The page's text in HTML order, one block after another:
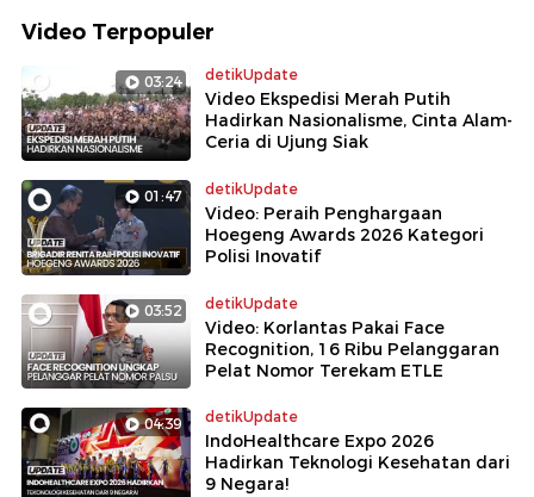
Video Terpopuler
03:24 detikUpdate
Video Ekspedisi Merah Putih
Hadirkan Nasionalisme, Cinta Alam-
Ceria di Ujung Siak
01:47 detikUpdate
Video: Peraih Penghargaan
Hoegeng Awards 2026 Kategori
Polisi Inovatif
03:52 detikUpdate
Video: Korlantas Pakai Face
Recognition, 16 Ribu Pelanggaran
Pelat Nomor Terekam ETLE
04:39 detikUpdate
IndoHealthcare Expo 2026
Hadirkan Teknologi Kesehatan dari
9 Negara!